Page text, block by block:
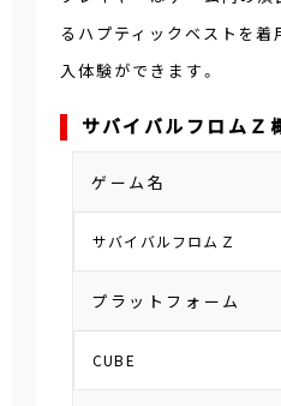
るハプティックベストを
入体験ができます。
サバイバルフロムＺ
ゲーム名
サバイバルフロムＺ
プラットフォーム
CUBE